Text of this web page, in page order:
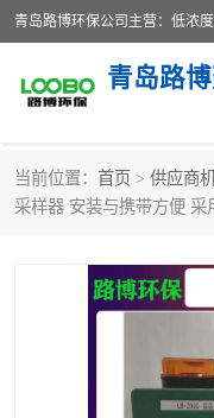
青岛路
当前位置： 首页 > 供应商
采样器 安装与携带方便
生物安全柜
水质检测仪
恒温恒湿称重系统